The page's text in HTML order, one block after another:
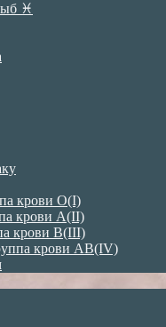
♓️
крови О(I)
крови А(II)
крови В(III)
крови АВ(IV)